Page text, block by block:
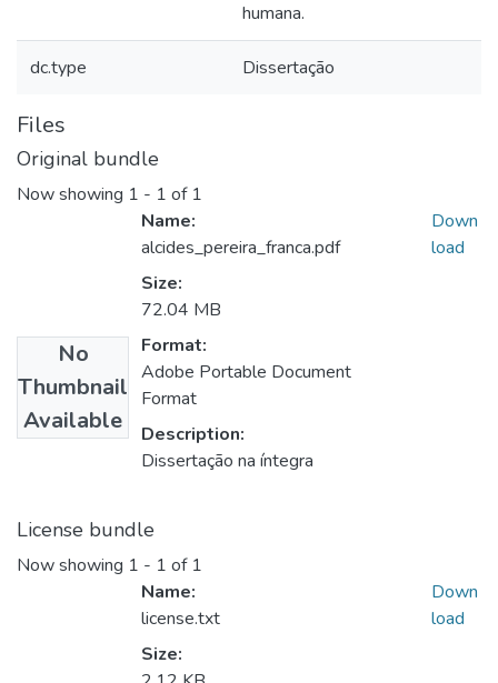
humana.
dc.type Dissertação
Files
Original bundle
Now showing 1 - 1 of 1
No
Thumbnail
Available
Name:
alcides_pereira_franca.pdf
Size:
72.04 MB
Format:
Adobe Portable Document
Format
Description:
Dissertação na íntegra
Down
load
License bundle
Now showing 1 - 1 of 1
Name:
license.txt
Size:
Down
load